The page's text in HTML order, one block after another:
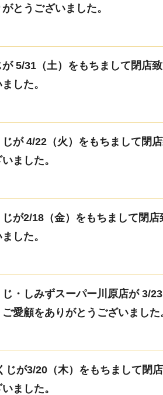
とうございました。
5/31（土）をもちまして閉店
した。
が 4/22（火）をもちまして閉
ました。
が2/18（金）をもちまして閉
した。
・しみずスーパー川原店が 3/
愛顧をありがとうございました
じが3/20（木）をもちまして閉
ました。